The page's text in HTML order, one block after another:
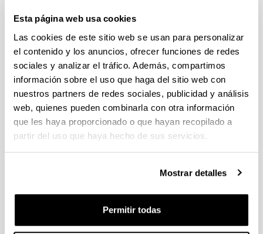
Esta página web usa cookies
Las cookies de este sitio web se usan para personalizar
el contenido y los anuncios, ofrecer funciones de redes
sociales y analizar el tráfico. Además, compartimos
información sobre el uso que haga del sitio web con
nuestros partners de redes sociales, publicidad y análisis
web, quienes pueden combinarla con otra información
que les haya proporcionado o que hayan recopilado a
partir del uso que haya hecho de sus servicios.
Mostrar detalles
Permitir todas
Modernización Administrativa de la UPV/EHU
Don Miguel Angel Santos Crespo, Archivo General de la
UPV/EHU
Comité Ejecutivo de la CAU-Crue